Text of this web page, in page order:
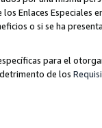
Enlaces Especiales
o si se ha
para el
de los